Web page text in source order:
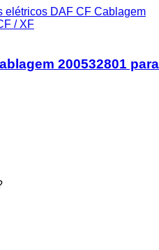
elétricos DAF CF Cablagem
/ XF
200532801 para